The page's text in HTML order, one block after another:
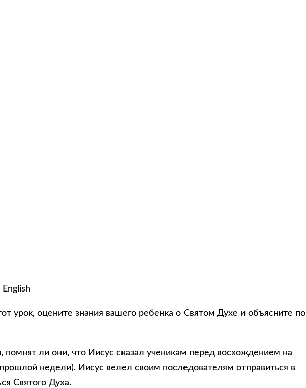
урок, оцените знания вашего ребенка о Святом Духе и объясните по
помнят ли они, что Иисус сказал ученикам перед восхождением на
недели). Иисус велел своим последователям отправиться в
Святого Духа.